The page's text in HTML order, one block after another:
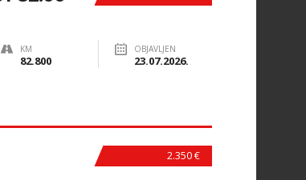
KM
82.800
OBJAVLJEN
23.07.2026.
2.350 €